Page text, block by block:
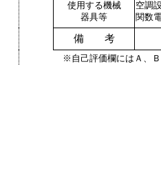
使用する機械
器具等
空調
関数
備 考
※自己評価欄にはＡ、Ｂ